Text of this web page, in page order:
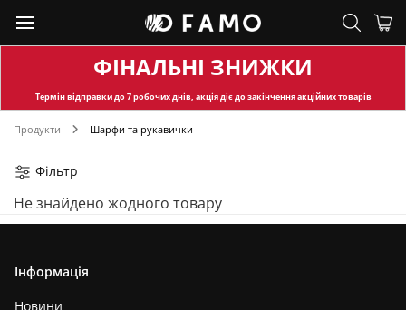
ФІНАЛЬНІ ЗНИЖКИ
Термін відправкидо 7 робочих днів, акція діє до закінчення акційних товарів
Продукти Шарфи та рукавички
Фільтр
Не знайдено жодного товару
Інформація
Новини